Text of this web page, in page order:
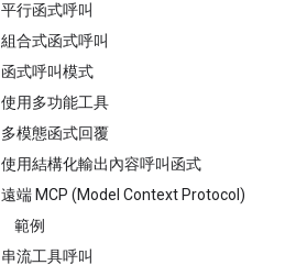
平行函式呼叫
組合式函式呼叫
函式呼叫模式
使用多功能工具
多模態函式回覆
使用結構化輸出內容呼叫函式
遠端 MCP (Model Context Protocol)
範例
串流工具呼叫